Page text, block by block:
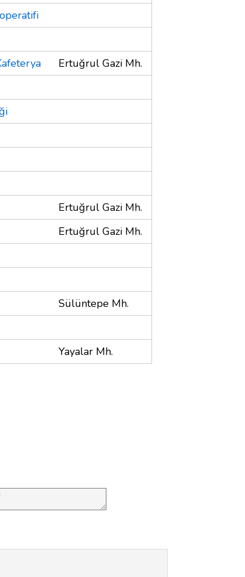
Ertuğrul Gazi Mh.
Ertuğrul Gazi Mh.
Ertuğrul Gazi Mh.
Sülüntepe Mh.
Yayalar Mh.